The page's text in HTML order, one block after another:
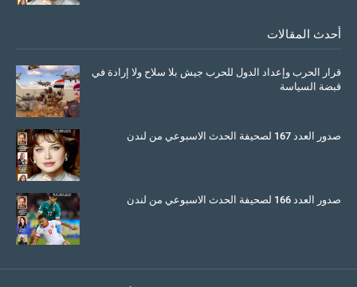
أحدث المقالات
قرار الحرب وإعداد الدول للحرب جيش بلا سلاح ولا إرادة في
قبضة السياسة
صدور العدد 167 لصحيفة الحدث الاسبوعي من لندن
صدور العدد 166 لصحيفة الحدث الاسبوعي من لندن